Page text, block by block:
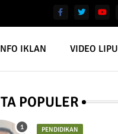
IKLAN VIDEO
POPULER
PENDIDIKAN